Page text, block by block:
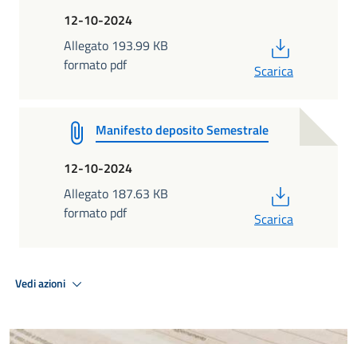
12-10-2024
Allegato 193.99 KB
formato pdf
Scarica
Manifesto deposito Semestrale
12-10-2024
Allegato 187.63 KB
formato pdf
Scarica
Vedi azioni